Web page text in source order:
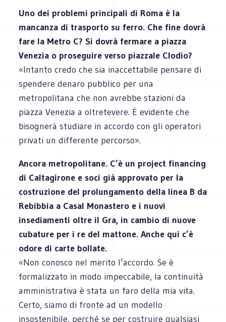
Uno dei problemi principali di Roma è la
mancanza di trasporto su ferro. Che fine dovrà
fare la Metro C? Si dovrà fermare a piazza
Venezia o proseguire verso piazzale Clodio?
«Intanto credo che sia inaccettabile pensare di
spendere denaro pubblico per una
metropolitana che non avrebbe stazioni da
piazza Venezia a oltretevere. È evidente che
bisognerà studiare in accordo con gli operatori
privati un differente percorso».
Ancora metropolitane. C’è un project financing
di Caltagirone e soci già approvato per la
costruzione del prolungamento della linea B da
Rebibbia a Casal Monastero e i nuovi
insediamenti oltre il Gra, in cambio di nuove
cubature per i re del mattone. Anche qui c’è
odore di carte bollate.
«Non conosco nel merito l’accordo. Se è
formalizzato in modo impeccabile, la continuità
amministrativa è stata un faro della mia vita.
Certo, siamo di fronte ad un modello
insostenibile, perché se per costruire qualsiasi